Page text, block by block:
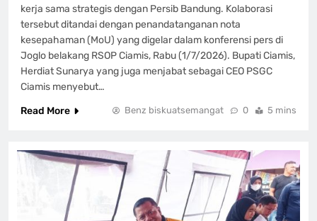
kerja sama strategis dengan Persib Bandung. Kolaborasi
tersebut ditandai dengan penandatanganan nota
kesepahaman (MoU) yang digelar dalam konferensi pers di
Joglo belakang RSOP Ciamis, Rabu (1/7/2026). Bupati Ciamis,
Herdiat Sunarya yang juga menjabat sebagai CEO PSGC
Ciamis menyebut…
Read More
Benz biskuatsemangat 0 5 mins